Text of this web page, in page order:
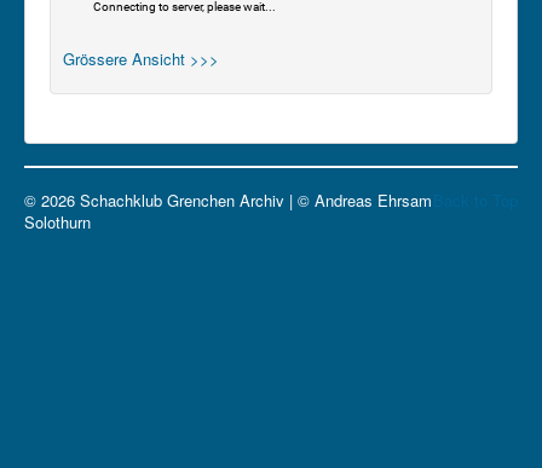
Grössere Ansicht >>>
© 2026 Schachklub Grenchen Archiv | © Andreas Ehrsam
Solothurn